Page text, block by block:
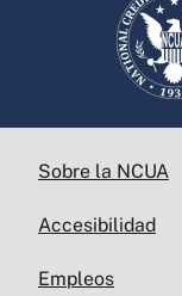
Sobre la NCUA
Accesibilidad
Empleos